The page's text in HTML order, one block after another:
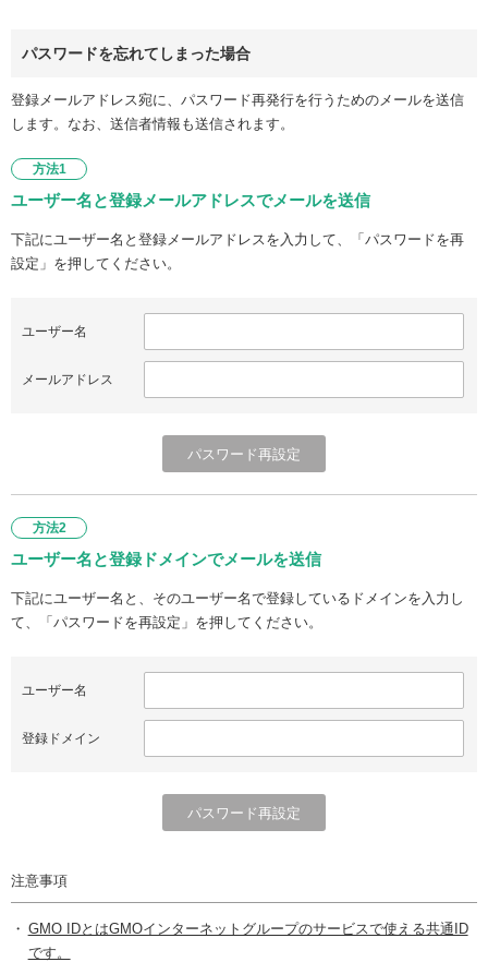
パスワードを忘れてしまった場合
登録メールアドレス宛に、パスワード再発行を行うためのメールを送信
します。なお、送信者情報も送信されます。
方法1
ユーザー名と登録メールアドレスでメールを送信
下記にユーザー名と登録メールアドレスを入力して、「パスワードを再
設定」を押してください。
ユーザー名
メールアドレス
方法2
ユーザー名と登録ドメインでメールを送信
下記にユーザー名と、そのユーザー名で登録しているドメインを入力し
て、「パスワードを再設定」を押してください。
ユーザー名
登録ドメイン
注意事項
GMO IDとはGMOインターネットグループのサービスで使える共通ID
です。